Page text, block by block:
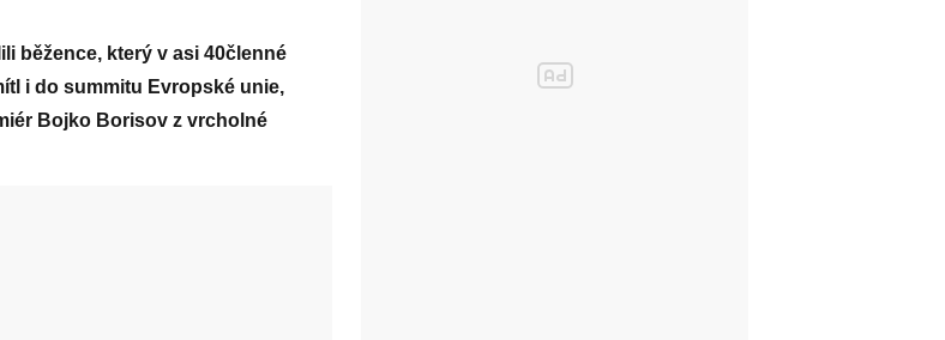
běžence, který v asi 40členné
i do summitu Evropské unie,
Bojko Borisov z vrcholné